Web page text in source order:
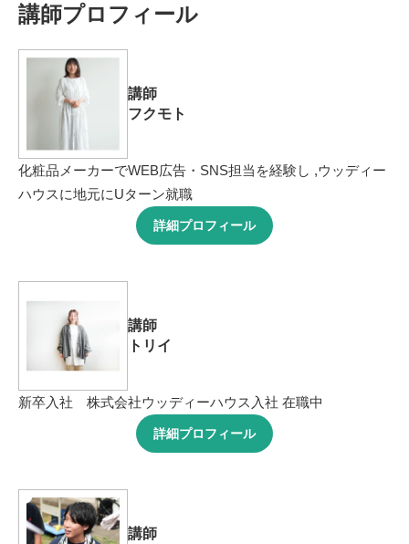
講師プロフィール
講師
フクモト
化粧品メーカーでWEB広告・SNS担当を経験し ,ウッディー
ハウスに地元にUターン就職
詳細プロフィール
講師
トリイ
新卒入社 株式会社ウッディーハウス入社 在職中
詳細プロフィール
講師